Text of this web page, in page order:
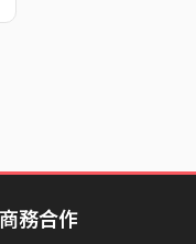
商務合作